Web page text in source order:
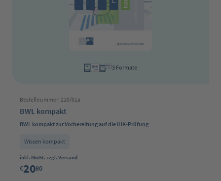
3 Formate
Bestellnummer: 210/01a
BWL kompakt
BWL kompakt zur Vorbereitung auf die IHK-Prüfung
Wissen kompakt
Regulärer Preis:
inkl. MwSt. zzgl. Versand
€2080